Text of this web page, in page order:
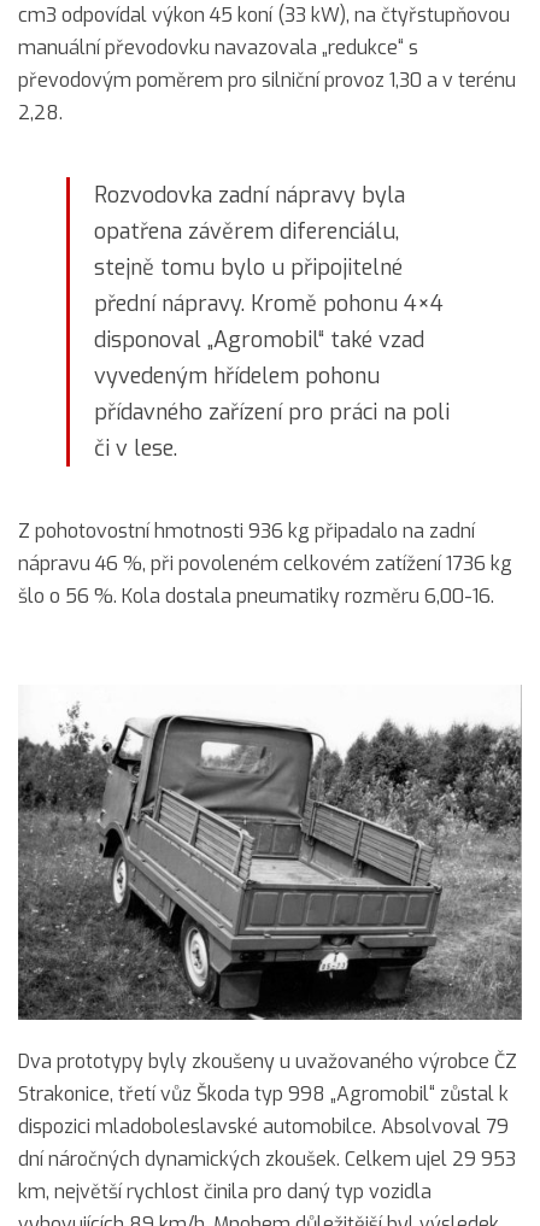
cm3 odpovídal výkon 45 koní (33 kW), na čtyřstupňovou
manuální převodovku navazovala „redukce“ s
převodovým poměrem pro silniční provoz 1,30 a v terénu
2,28.
Rozvodovka zadní nápravy byla
opatřena závěrem diferenciálu,
stejně tomu bylo u připojitelné
přední nápravy. Kromě pohonu 4×4
disponoval „Agromobil“ také vzad
vyvedeným hřídelem pohonu
přídavného zařízení pro práci na poli
či v lese.
Z pohotovostní hmotnosti 936 kg připadalo na zadní
nápravu 46 %, při povoleném celkovém zatížení 1736 kg
šlo o 56 %. Kola dostala pneumatiky rozměru 6,00-16.
Dva prototypy byly zkoušeny u uvažovaného výrobce ČZ
Strakonice, třetí vůz Škoda typ 998 „Agromobil“ zůstal k
dispozici mladoboleslavské automobilce. Absolvoval 79
dní náročných dynamických zkoušek. Celkem ujel 29 953
km, největší rychlost činila pro daný typ vozidla